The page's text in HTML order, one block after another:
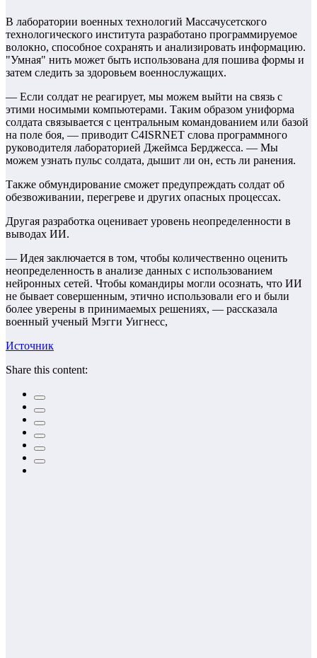
В лаборатории военных технологий Массачусетского
технологического института разработано программируемое
волокно, способное сохранять и анализировать информацию.
"Умная" нить может быть использована для пошива формы и
затем следить за здоровьем военнослужащих.
— Если солдат не реагирует, мы можем выйти на связь с
этими носимыми компьютерами. Таким образом униформа
солдата связывается с центральным командованием или базой
на поле боя, — приводит C4ISRNET слова программного
руководителя лабораторией Джеймса Берджесса. — Мы
можем узнать пульс солдата, дышит ли он, есть ли ранения.
Также обмундирование сможет предупреждать солдат об
обезвоживании, перегреве и других опасных процессах.
Другая разработка оценивает уровень неопределенности в
выводах ИИ.
— Идея заключается в том, чтобы количественно оценить
неопределенность в анализе данных с использованием
нейронных сетей. Чтобы командиры могли осознать, что ИИ
не бывает совершенным, этично использовали его и были
более уверены в принимаемых решениях, — рассказала
военный ученый Мэгги Уигнесс,
Источник
Share this content: